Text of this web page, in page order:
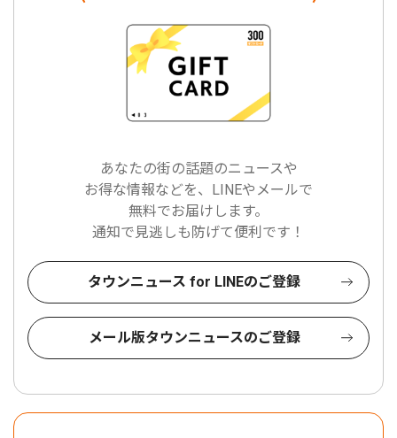
あなたの街の話題のニュースや
お得な情報などを、LINEやメールで
無料でお届けします。
通知で見逃しも防げて便利です！
タウンニュース for LINEのご登録
メール版タウンニュースのご登録